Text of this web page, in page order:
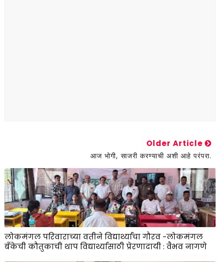
Older Article
आज भोगी, साजरी करण्याची अशी आहे परंपरा.
लोकमंगल परिवाराच्या वतीने विद्यार्थ्यांचा गौरव -लोकमंगल
बँकेची कौतुकाची थाप विद्यार्थ्यासाठी प्रेरणादायी : वैभव नागणे